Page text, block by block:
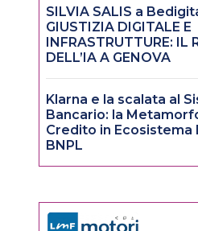
SILVIA SALIS a
GIUSTIZIA DIGITALE E
INFRASTRUTTURE: IL
DELL’IA A GENOVA
Klarna e la scalata al
Bancario: la
Credito in Ecosistema
BNPL